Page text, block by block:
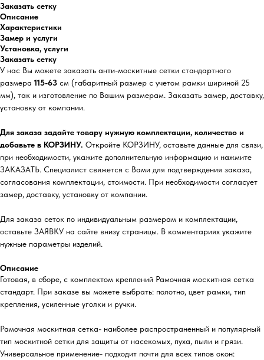
Заказать сетку
Описание
Характеристики
Замер и услуги
Установка, услуги
Заказать сетку
У нас Вы можете заказать анти-москитные сетки стандартного
размера 115-63 см (габаритный размер с учетом рамки шириной 25
мм), так и изготовление по Вашим размерам. Заказать замер, доставку,
установку от компании.
Для заказа задайте товару нужную комплектации, количество и
добавьте в КОРЗИНУ. Откройте КОРЗИНУ, оставьте данные для связи,
при необходимости, укажите дополнительную информацию и нажмите
ЗАКАЗАТЬ. Специалист свяжется с Вами для подтверждения заказа,
согласования комплектации, стоимости. При необходимости согласует
замер, доставку, установку от компании.
Для заказа сеток по индивидуальным размерам и комплектации,
оставьте ЗАЯВКУ на сайте внизу страницы. В комментариях укажите
нужные параметры изделий.
Описание
Готовая, в сборе, с комплектом креплений Рамочная москитная сетка
стандарт. При заказе вы можете выбрать: полотно, цвет рамки, тип
крепления, усиленные уголки и ручки.
Рамочная москитная сетка- наиболее распространенный и популярный
тип москитной сетки для защиты от насекомых, пуха, пыли и грязи.
Универсальное применение- подходит почти для всех типов окон: